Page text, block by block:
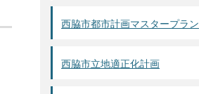
西脇市都市計画マスタープラン
西脇市立地適正化計画